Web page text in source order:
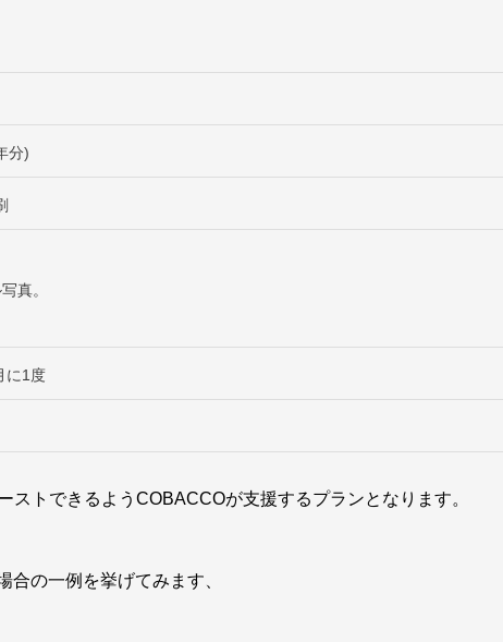
分)
真。
に1度
ストできるようCOBACCOが支援するプランとなります。
の一例を挙げてみます、